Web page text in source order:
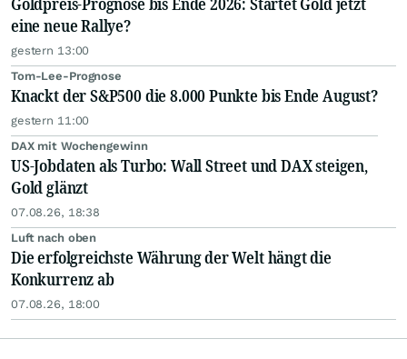
eine neue Rallye?
gestern 13:00
Tom-Lee-Prognose
Knackt der S&P500 die 8.000 Punkte bis Ende August?
gestern 11:00
DAX mit Wochengewinn
US-Jobdaten als Turbo: Wall Street und DAX steigen,
Gold glänzt
07.08.26, 18:38
Luft nach oben
Die erfolgreichste Währung der Welt hängt die
Konkurrenz ab
07.08.26, 18:00